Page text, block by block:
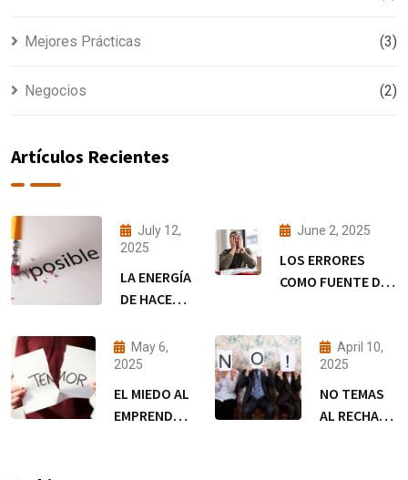
Mejores Prácticas (3)
Negocios (2)
Artículos Recientes
July 12,
2025
LA ENERGÍA
DE HACER
COSAS
SUCEDAN !
June 2, 2025
LOS ERRORES
COMO FUENTE DE
May 6,
2025
EL MIEDO AL
EMPRENDER;
April 10,
2025
NO TEMAS
AL RECHAZO